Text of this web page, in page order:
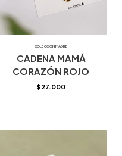
COLECCION MADRE
CADENA MAMÁ
CORAZÓN ROJO
$27.000